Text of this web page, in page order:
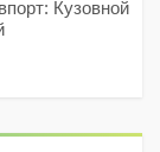
Кузовной